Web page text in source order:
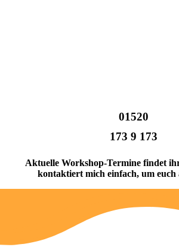
01520
173 9 173
Aktuelle Workshop-Termine findet
kontaktiert mich einfach, um euch